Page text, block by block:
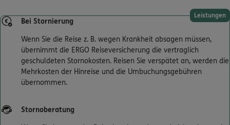
Leistungen
Bei Stornierung
Wenn Sie die Reise z. B. wegen Krankheit absagen müssen,
übernimmt die ERGO Reiseversicherung die vertraglich
geschuldeten Stornokosten. Reisen Sie verspätet an, werden die
Mehrkosten der Hinreise und die Umbuchungsgebühren
übernommen.
Stornoberatung